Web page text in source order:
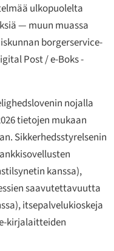
ulkopuolelta
— muun muassa
borgerservice-
Post / e-Boks -
nojalla
tietojen mukaan
Sikkerhedsstyrelsenin
kanssa),
saavutettavuutta
itsepalvelukioskeja
kirjalaitteiden